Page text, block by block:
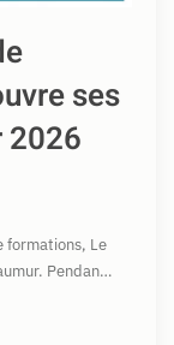
ses
2026
formations, Le
Pendan…